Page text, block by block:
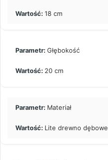
18 cm
Głębokość
20 cm
Materiał
Lite drewno dębowe